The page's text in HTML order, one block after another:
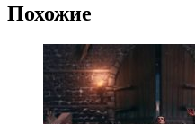
Похожие